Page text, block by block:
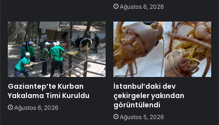
Ağustos 6, 2026
Gaziantep’te Kurban
Yakalama Timi Kuruldu
Ağustos 6, 2026
İstanbul’daki dev
çekirgeler yakından
görüntülendi
Ağustos 5, 2026